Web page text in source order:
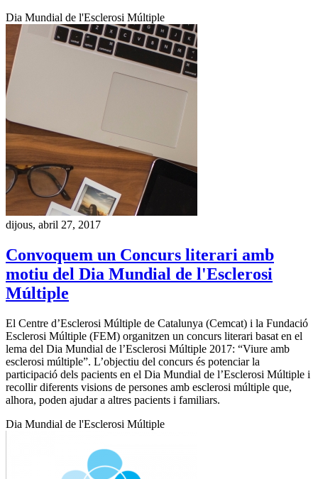
Dia Mundial de l'Esclerosi Múltiple
dijous, abril 27, 2017
Convoquem un Concurs literari amb
motiu del Dia Mundial de l'Esclerosi
Múltiple
El Centre d’Esclerosi Múltiple de Catalunya (Cemcat) i la Fundació
Esclerosi Múltiple (FEM) organitzen un concurs literari basat en el
lema del Dia Mundial de l’Esclerosi Múltiple 2017: “Viure amb
esclerosi múltiple”. L’objectiu del concurs és potenciar la
participació dels pacients en el Dia Mundial de l’Esclerosi Múltiple i
recollir diferents visions de persones amb esclerosi múltiple que,
alhora, poden ajudar a altres pacients i familiars.
Dia Mundial de l'Esclerosi Múltiple